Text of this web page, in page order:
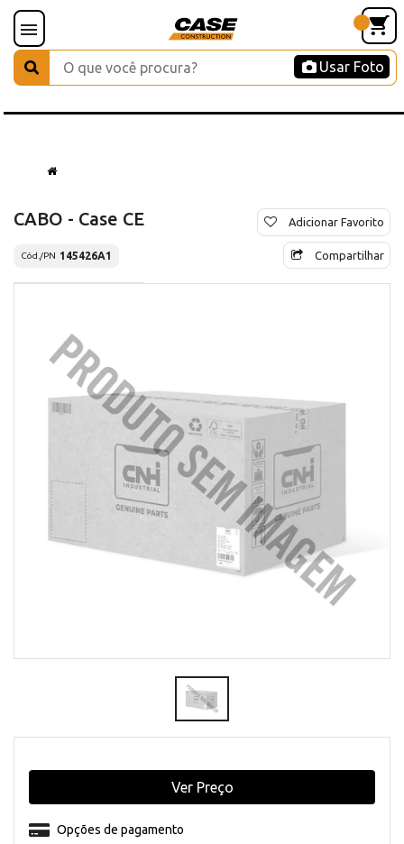
Usar Foto
CABO - Case CE
Cód./PN 145426A1
Adicionar Favorito
Compartilhar
Opções de pagamento
Ver Preço